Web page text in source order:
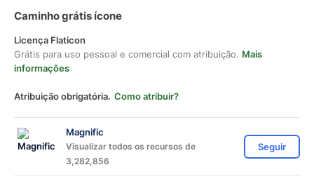
Caminho grátis ícone
Licença Flaticon
Grátis para uso pessoal e comercial com atribuição. Mais
informações
Atribuição obrigatória. Como atribuir?
Magnific
Visualizar todos os recursos de
3,282,856
Seguir